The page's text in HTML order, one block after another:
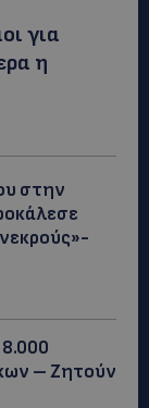
για
η
στην
– Ζητούν